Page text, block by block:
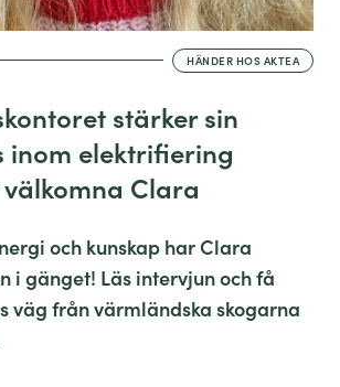
HÄNDER HOS AKTEA
stärker sin
inom elektrifiering
Clara
och kunskap har Clara
i gänget! Läs intervjun och få
väg från värmländska skogarna